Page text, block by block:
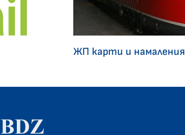
ЖП карти и намаления